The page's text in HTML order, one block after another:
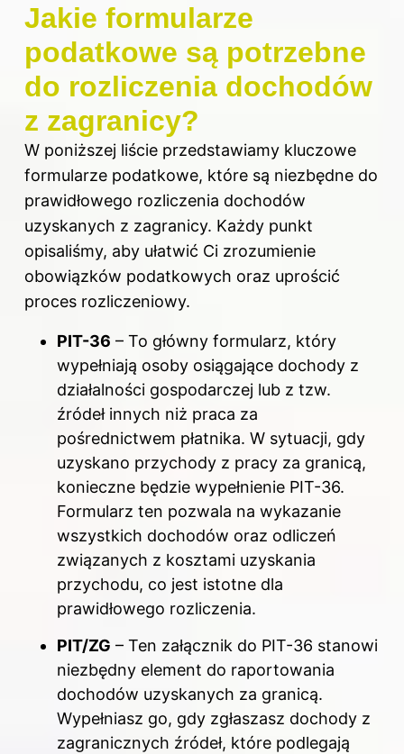
Jakie formularze
podatkowe są potrzebne
do rozliczenia dochodów
z zagranicy?
W poniższej liście przedstawiamy kluczowe
formularze podatkowe, które są niezbędne do
prawidłowego rozliczenia dochodów
uzyskanych z zagranicy. Każdy punkt
opisaliśmy, aby ułatwić Ci zrozumienie
obowiązków podatkowych oraz uprościć
proces rozliczeniowy.
PIT-36 – To główny formularz, który
wypełniają osoby osiągające dochody z
działalności gospodarczej lub z tzw.
źródeł innych niż praca za
pośrednictwem płatnika. W sytuacji, gdy
uzyskano przychody z pracy za granicą,
konieczne będzie wypełnienie PIT-36.
Formularz ten pozwala na wykazanie
wszystkich dochodów oraz odliczeń
związanych z kosztami uzyskania
przychodu, co jest istotne dla
prawidłowego rozliczenia.
PIT/ZG – Ten załącznik do PIT-36 stanowi
niezbędny element do raportowania
dochodów uzyskanych za granicą.
Wypełniasz go, gdy zgłaszasz dochody z
zagranicznych źródeł, które podlegają